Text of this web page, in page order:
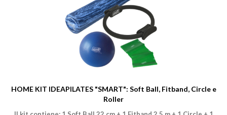
HOME KIT IDEAPILATES "SMART": Soft Ball, Fitband, Circle e
Roller